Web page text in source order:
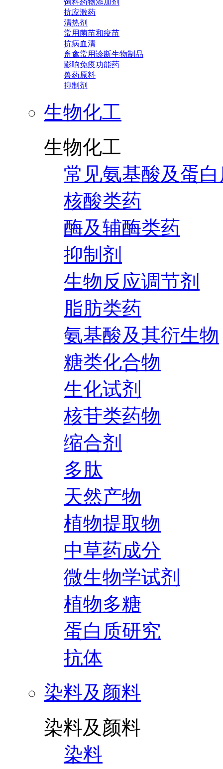
饲料药物添加剂
抗应激药
清热剂
常用菌苗和疫苗
抗病血清
畜禽常用诊断生物制品
影响免疫功能药
兽药原料
抑制剂
生物化工
生物化工
常见氨基酸及蛋
核酸类药
酶及辅酶类药
抑制剂
生物反应调节剂
脂肪类药
氨基酸及其衍生物
糖类化合物
生化试剂
核苷类药物
缩合剂
多肽
天然产物
植物提取物
中草药成分
微生物学试剂
植物多糖
蛋白质研究
抗体
染料及颜料
染料及颜料
染料